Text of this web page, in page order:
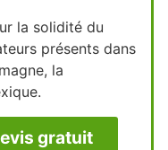
la solidité du
présents dans
la
gratuit